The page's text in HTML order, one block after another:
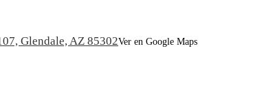
Glendale, AZ 85302Ver en Google Maps